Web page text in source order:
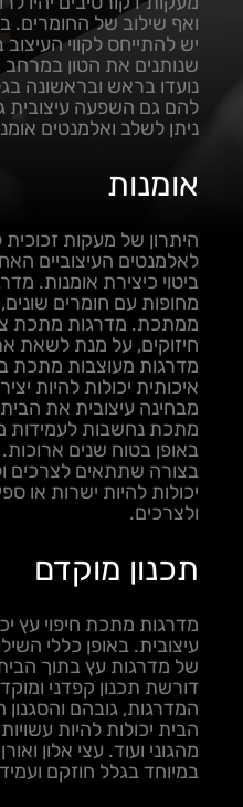
ואף שילוב של החומרים.
יש להתייחס לקווי
שנותנים את הטון
נועדו בראש ובראשונה
להם גם השפעה
ניתן לשלב ואלמנטים
אומנות
היתרון של מעקות
לאלמנטים העיצוביים
ביטוי כיצירת אומנות.
מחופות עם חומרים
ממתכת. מדרגות מתכת
חיזוקים, על מנת לשאת
מדרגות מעוצבות מתכת
איכותית יכולות להיות
מבחינה עיצובית את
מתכת נחשבות לעמידות
באופן בטוח שנים
בצורה שתתאים לצרכים
יכולות להיות ישרות או
ולצרכים.
תכנון מוקדם
מדרגות מתכת חיפוי עץ
עיצובית. באופן כללי
של מדרגות עץ בתוך
דורשת תכנון קפדני
המדרגות, גובהם
הבית יכולות להיות
מהגוני ועוד. עצי אלון
במיוחד בגלל חוזקם